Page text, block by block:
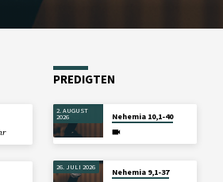
PREDIGTEN
2. AUGUST
2026 Nehemia 10,1-40
26. JULI 2026
Nehemia 9,1-37